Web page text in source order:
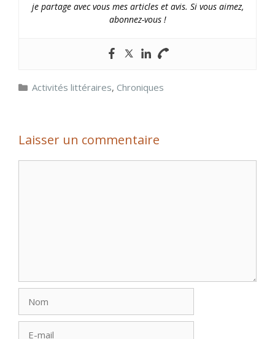
je partage avec vous mes articles et avis. Si vous aimez,
abonnez-vous !
Catégories
Activités littéraires, Chroniques
Laisser un commentaire